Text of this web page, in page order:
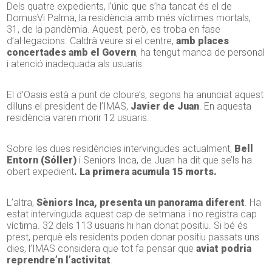
Dels quatre expedients, l’únic que s’ha tancat és el de
DomusVi Palma, la residència amb més víctimes mortals,
31, de la pandèmia. Aquest, però, es troba en fase
d’al·legacions. Caldrà veure si el centre,amb places
concertades amb el Govern, ha tengut manca de personal
i atenció inadequada als usuaris.
El d’Oasis està a punt de cloure’s, segons ha anunciat aquest
dilluns el president de l’IMAS, Javier de Juan. En aquesta
residència varen morir 12 usuaris.
Sobre les dues residències intervingudes actualment, Bell
Entorn (Sóller) i Seniors Inca, de Juan ha dit que se’ls ha
obert expedient. La primera acumula 15 morts.
L’altra,Sèniors Inca, presenta un panorama diferent. Ha
estat intervinguda aquest cap de setmana i no registra cap
víctima. 32 dels 113 usuaris hi han donat positiu. Si bé és
prest, perquè els residents poden donar positiu passats uns
dies, l’IMAS considera que tot fa pensar queaviat podria
reprendre’n l’activitat.